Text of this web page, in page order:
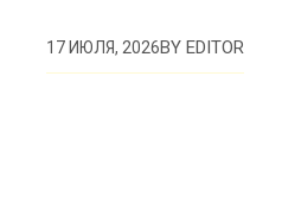
17 ИЮЛЯ, 2026BYEDITOR